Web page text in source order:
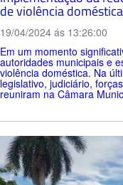
de violência
19/04/2024 ás 13:26:00
Em um momento
autoridades municipais e
violência doméstica. Na
legislativo, judiciário,
reuniram na Câmara